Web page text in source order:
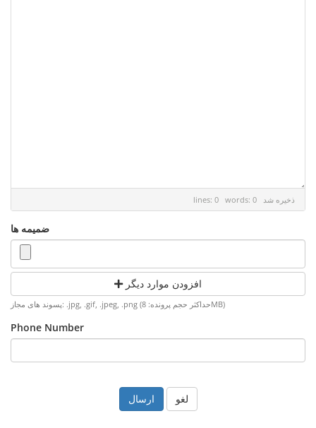
lines: 0 words: 0 ذخیره شد
ضمیمه ها
افزودن موارد دیگر
پسوند های مجاز: .jpg, .gif, .jpeg, .png (حداکثر حجم پرونده: 8MB)
Phone Number
لغو